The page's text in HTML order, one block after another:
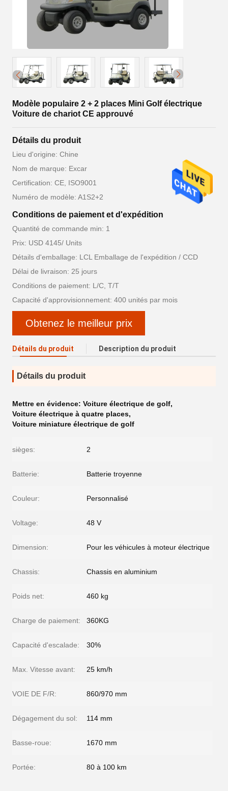
Modèle populaire 2 + 2 places Mini Golf électrique
Voiture de chariot CE approuvé
Détails du produit
Lieu d'origine: Chine
Nom de marque: Excar
Certification: CE, ISO9001
Numéro de modèle: A1S2+2
Conditions de paiement et d'expédition
Quantité de commande min: 1
Prix: USD 4145/ Units
Détails d'emballage: LCL Emballage de l'expédition / CCD
Délai de livraison: 25 jours
Conditions de paiement: L/C, T/T
Capacité d'approvisionnement: 400 unités par mois
Obtenez le meilleur prix
Détails du produit Description du produit
Détails du produit
Mettre en évidence: Voiture électrique de golf,
Voiture électrique à quatre places,
Voiture miniature électrique de golf
sièges: 2
Batterie: Batterie troyenne
Couleur: Personnalisé
Voltage: 48 V
Dimension: Pour les véhicules à moteur électrique
Chassis: Chassis en aluminium
Poids net: 460 kg
Charge de paiement: 360KG
Capacité d'escalade: 30%
Max. Vitesse avant: 25 km/h
VOIE DE F/R: 860/970 mm
Dégagement du sol: 114 mm
Basse-roue: 1670 mm
Portée: 80 à 100 km